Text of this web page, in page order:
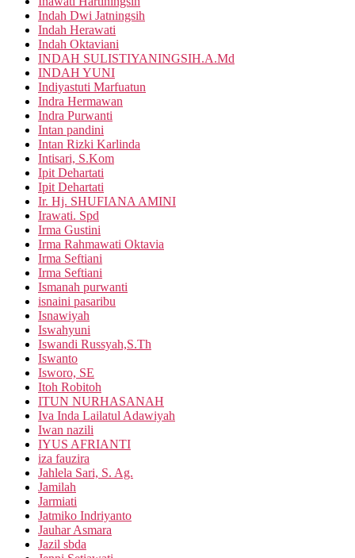
Indah Dwi Jatningsih
Indah Herawati
Indah Oktaviani
INDAH SULISTIYANINGSIH.A.Md
INDAH YUNI
Indiyastuti Marfuatun
Indra Hermawan
Indra Purwanti
Intan pandini
Intan Rizki Karlinda
Intisari, S.Kom
Ipit Dehartati
Ipit Dehartati
Ir. Hj. SHUFIANA AMINI
Irawati. Spd
Irma Gustini
Irma Rahmawati Oktavia
Irma Seftiani
Irma Seftiani
Ismanah purwanti
isnaini pasaribu
Isnawiyah
Iswahyuni
Iswandi Russyah,S.Th
Iswanto
Isworo, SE
Itoh Robitoh
ITUN NURHASANAH
Iva Inda Lailatul Adawiyah
Iwan nazili
IYUS AFRIANTI
iza fauzira
Jahlela Sari, S. Ag.
Jamilah
Jarmiati
Jatmiko Indriyanto
Jauhar Asmara
Jazil sbda